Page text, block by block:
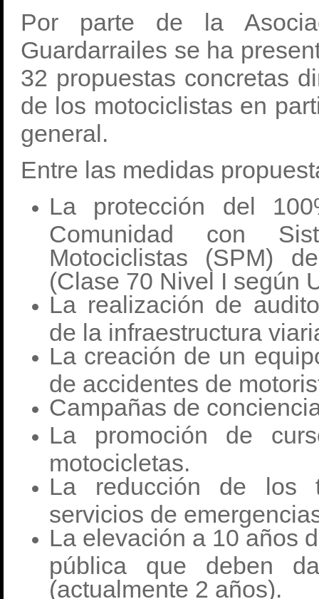
Por parte de la
Guardarrailes se ha
32 propuestas concretas
de los motociclistas en
general.
Entre las medidas
La protección del
Comunidad con
Motociclistas (SPM)
(Clase 70 Nivel I según
La realización de
de la infraestructura
La creación de un
de accidentes de
Campañas de
La promoción de
motocicletas.
La reducción de los
servicios de
La elevación a 10 años
pública que deben
(actualmente 2 años).